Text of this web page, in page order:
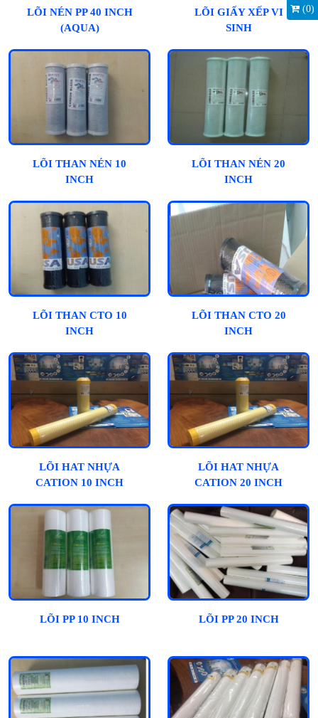
(0)
LÕI NÉN PP 40 INCH
(AQUA)
LÕI GIẤY XẾP VI
SINH
LÕI THAN NÉN 10
INCH
LÕI THAN NÉN 20
INCH
LÕI THAN CTO 10
INCH
LÕI THAN CTO 20
INCH
LÕI HAT NHỰA
CATION 10 INCH
LÕI HAT NHỰA
CATION 20 INCH
LÕI PP 10 INCH LÕI PP 20 INCH